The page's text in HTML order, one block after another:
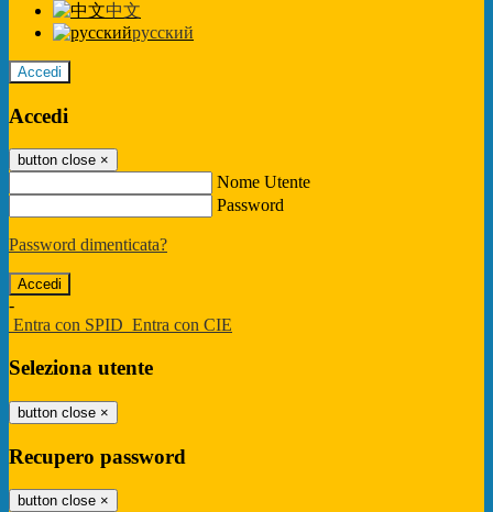
中文
русский
Accedi
Accedi
button close ×
Nome Utente
Password
Password dimenticata?
-
Entra con SPID Entra con CIE
Seleziona utente
button close ×
Recupero password
button close ×